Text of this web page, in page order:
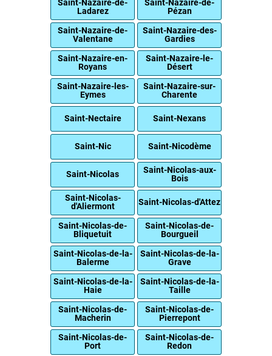
Saint-Nazaire-de-
Ladarez
Saint-Nazaire-de-
Pézan
Saint-Nazaire-de-
Valentane
Saint-Nazaire-des-
Gardies
Saint-Nazaire-en-
Royans
Saint-Nazaire-le-
Désert
Saint-Nazaire-les-
Eymes
Saint-Nazaire-sur-
Charente
Saint-Nectaire Saint-Nexans
Saint-Nic Saint-Nicodème
Saint-Nicolas
Saint-Nicolas-aux-
Bois
Saint-Nicolas-
d'Aliermont
Saint-Nicolas-d'Attez
Saint-Nicolas-de-
Bliquetuit
Saint-Nicolas-de-
Bourgueil
Saint-Nicolas-de-la-
Balerme
Saint-Nicolas-de-la-
Grave
Saint-Nicolas-de-la-
Haie
Saint-Nicolas-de-la-
Taille
Saint-Nicolas-de-
Macherin
Saint-Nicolas-de-
Pierrepont
Saint-Nicolas-de-
Port
Saint-Nicolas-de-
Redon